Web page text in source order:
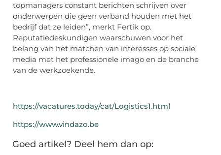
topmanagers constant berichten schrijven over
onderwerpen die geen verband houden met het
bedrijf dat ze leiden”, merkt Fertik op.
Reputatiedeskundigen waarschuwen voor het
belang van het matchen van interesses op sociale
media met het professionele imago en de branche
van de werkzoekende.
https://vacatures.today/cat/Logistics1.html
https://www.vindazo.be
Goed artikel? Deel hem dan op: